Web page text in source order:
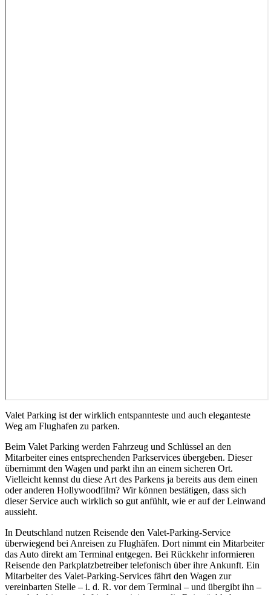
Valet Parking ist der wirklich entspannteste und auch eleganteste
Weg am Flughafen zu parken.
Beim Valet Parking werden Fahrzeug und Schlüssel an den
Mitarbeiter eines entsprechenden Parkservices übergeben. Dieser
übernimmt den Wagen und parkt ihn an einem sicheren Ort.
Vielleicht kennst du diese Art des Parkens ja bereits aus dem einen
oder anderen Hollywoodfilm? Wir können bestätigen, dass sich
dieser Service auch wirklich so gut anfühlt, wie er auf der Leinwand
aussieht.
In Deutschland nutzen Reisende den Valet-Parking-Service
überwiegend bei Anreisen zu Flughäfen. Dort nimmt ein Mitarbeiter
das Auto direkt am Terminal entgegen. Bei Rückkehr informieren
Reisende den Parkplatzbetreiber telefonisch über ihre Ankunft. Ein
Mitarbeiter des Valet-Parking-Services fährt den Wagen zur
vereinbarten Stelle – i. d. R. vor dem Terminal – und übergibt ihn –